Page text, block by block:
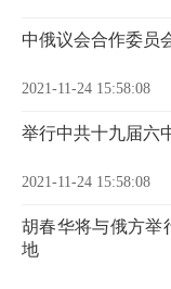
中俄议会合作委员
2021-11-24 15:58:08
举行中共十九届六
2021-11-24 15:58:08
胡春华将与俄方举
地